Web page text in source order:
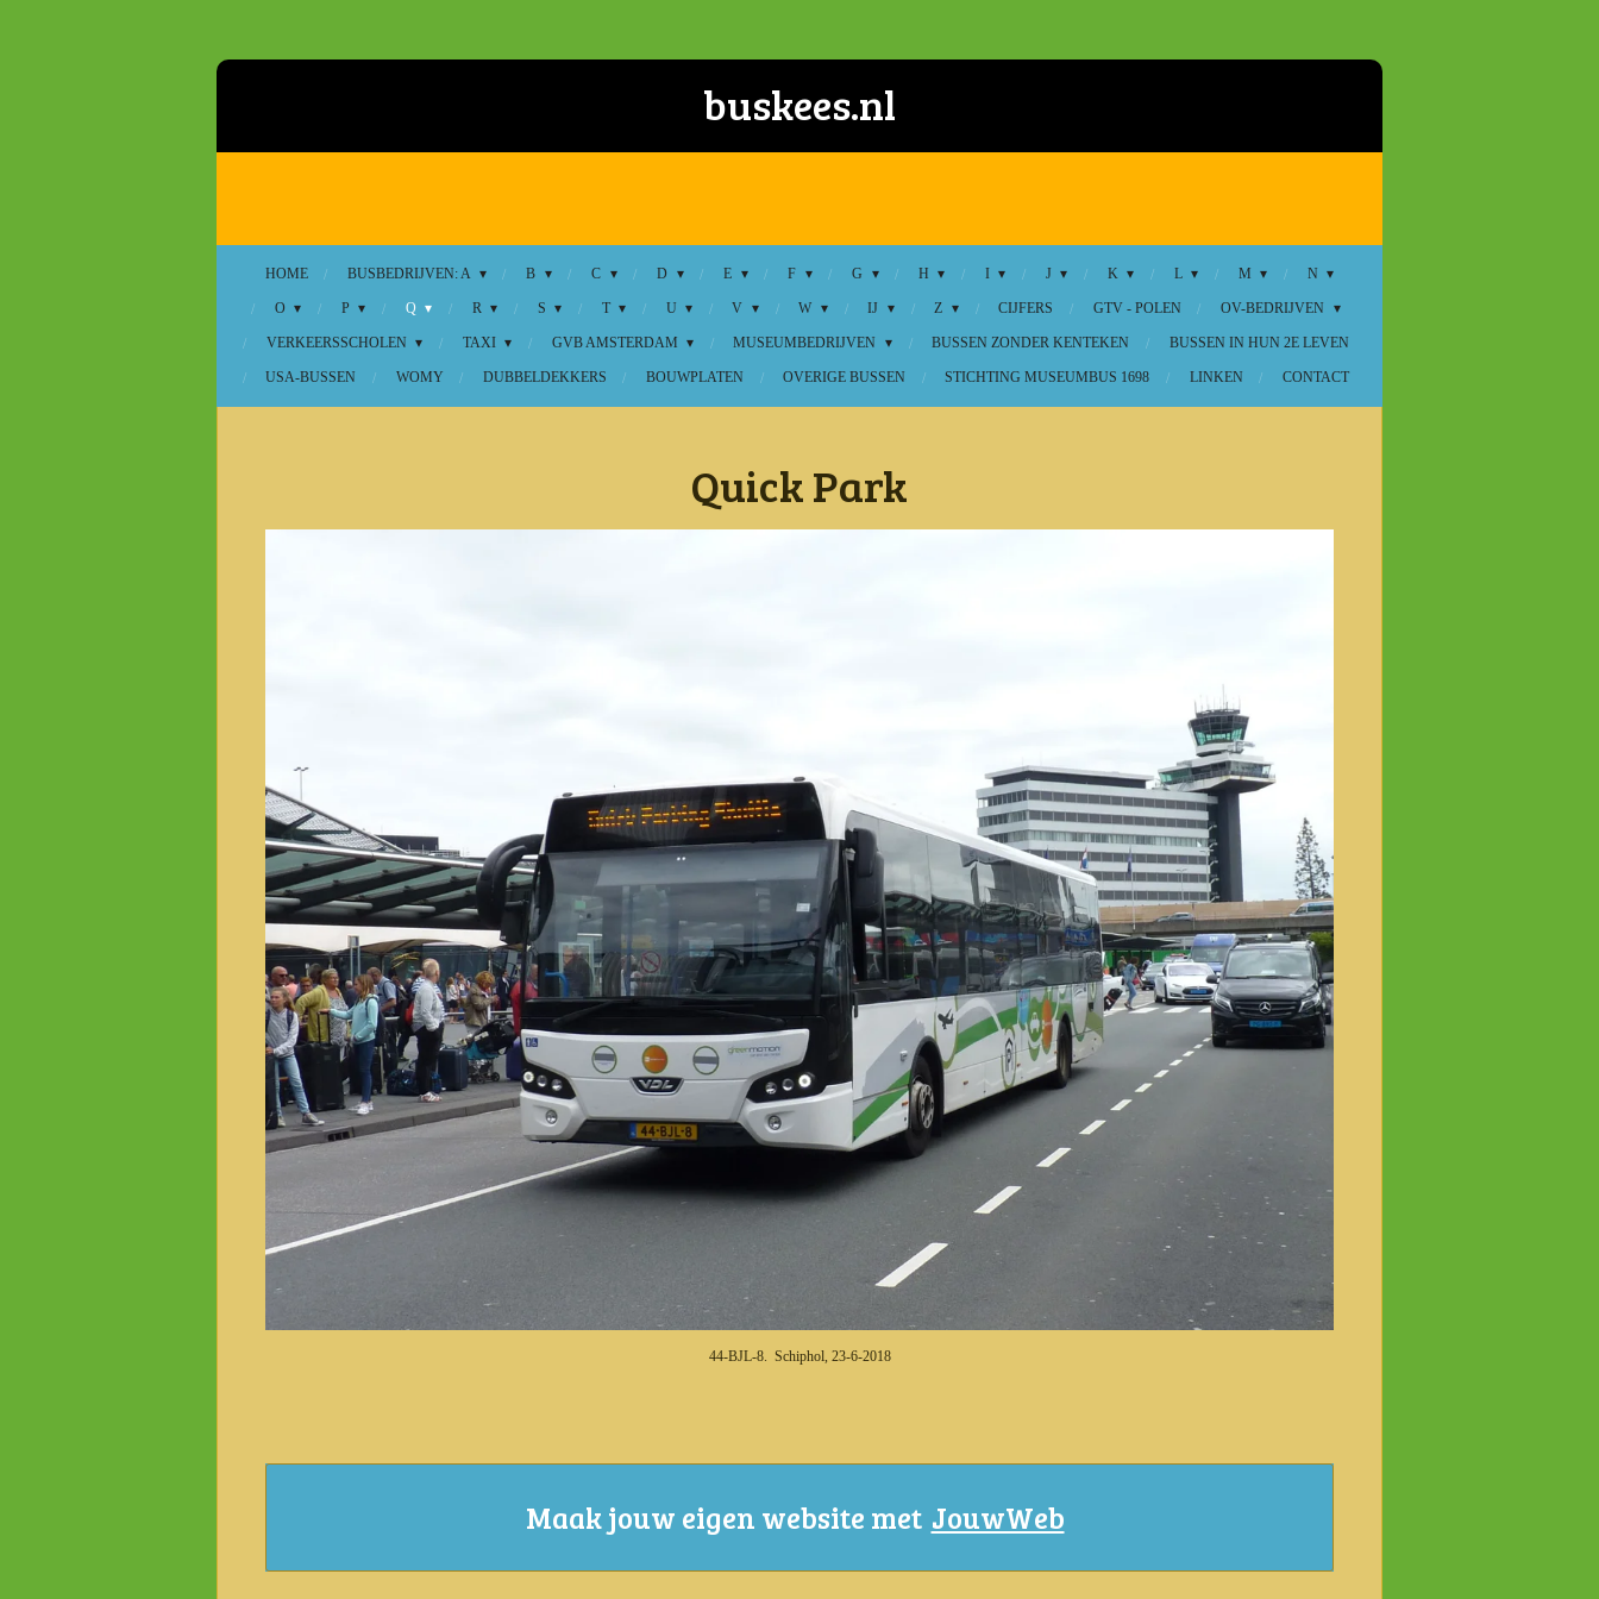
buskees.nl
HOME BUSBEDRIJVEN: A B C D E F G H I J K L M N
O P Q R S T U V W IJ Z CIJFERS GTV - POLEN OV-BEDRIJVEN
VERKEERSSCHOLEN TAXI GVB AMSTERDAM MUSEUMBEDRIJVEN BUSSEN ZONDER KENTEKEN BUSSEN IN HUN 2E LEVEN
USA-BUSSEN WOMY DUBBELDEKKERS BOUWPLATEN OVERIGE BUSSEN STICHTING MUSEUMBUS 1698 LINKEN CONTACT
Quick Park
44-BJL-8. Schiphol, 23-6-2018
Maak jouw eigen website met JouwWeb